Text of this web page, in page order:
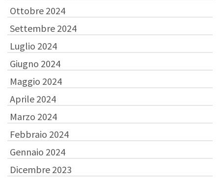
Ottobre 2024
Settembre 2024
Luglio 2024
Giugno 2024
Maggio 2024
Aprile 2024
Marzo 2024
Febbraio 2024
Gennaio 2024
Dicembre 2023